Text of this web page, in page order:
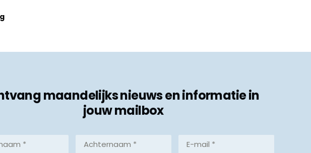
maandelijks nieuws en informatie in
jouw mailbox
Achternaam
mail